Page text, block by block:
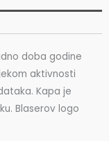
doba godine
aktivnosti
Kapa je
Blaserov logo